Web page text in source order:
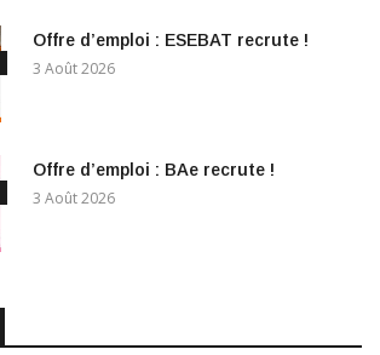
Offre d’emploi : ESEBAT recrute !
3 Août 2026
Offre d’emploi : BAe recrute !
3 Août 2026